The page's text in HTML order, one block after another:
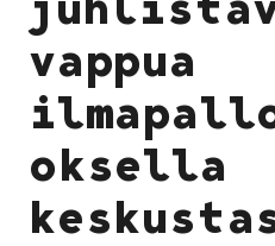
vappua
oksella